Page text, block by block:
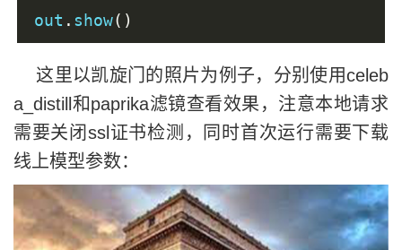
out . show()
这里以凯旋门的照片为例子，分别使用celeb
a_distill和paprika滤镜查看效果，注意本地请求
需要关闭ssl证书检测，同时首次运行需要下载
线上模型参数：